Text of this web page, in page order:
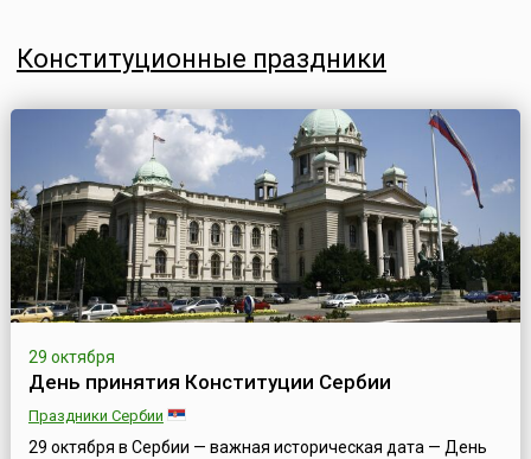
Конституционные праздники
29 октября
День принятия Конституции Сербии
Праздники Сербии
29 октября в Сербии — важная историческая дата — День